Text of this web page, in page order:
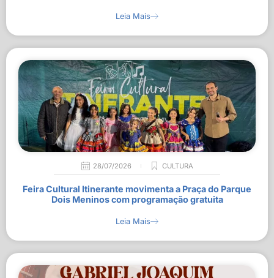
Leia Mais
28/07/2026 CULTURA
Feira Cultural Itinerante movimenta a Praça do Parque
Dois Meninos com programação gratuita
Leia Mais